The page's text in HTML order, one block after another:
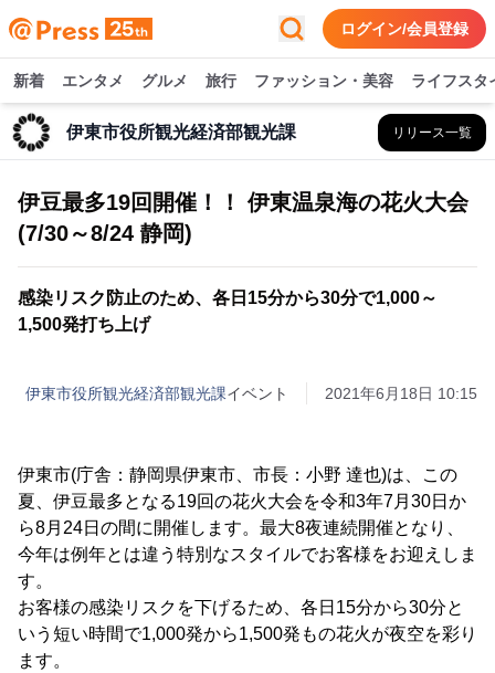
ログイン/会員登録
新着 エンタメ グルメ 旅行 ファッション・美容 ライフスタ
伊東市役所観光経済部観光課 リリース一覧
伊豆最多19回開催！！ 伊東温泉海の花火大会
(7/30～8/24 静岡)
感染リスク防止のため、各日15分から30分で1,000～
1,500発打ち上げ
伊東市役所観光経済部観光課イベント 2021年6月18日 10:15
伊東市(庁舎：静岡県伊東市、市長：小野 達也)は、この
夏、伊豆最多となる19回の花火大会を令和3年7月30日か
ら8月24日の間に開催します。最大8夜連続開催となり、
今年は例年とは違う特別なスタイルでお客様をお迎えしま
す。
お客様の感染リスクを下げるため、各日15分から30分と
いう短い時間で1,000発から1,500発もの花火が夜空を彩り
ます。